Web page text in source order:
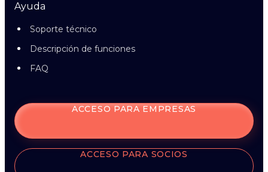
Ayuda
Soporte técnico
Descripción de funciones
FAQ
ACCESO PARA EMPRESAS
ACCESO PARA SOCIOS